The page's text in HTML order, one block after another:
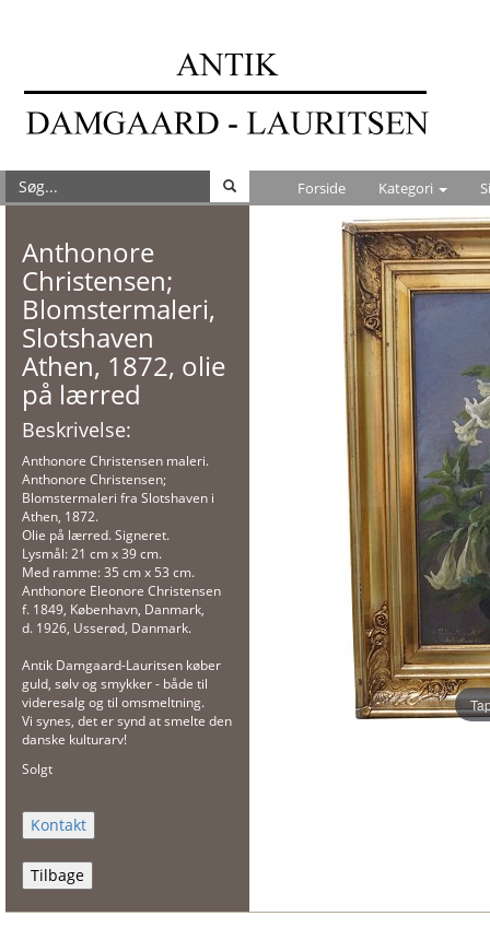
Forside Kategori
Anthonore
Christensen;
Blomstermaleri,
Slotshaven
Athen, 1872, olie
på lærred
Beskrivelse:
Anthonore Christensen maleri.
Anthonore Christensen;
Blomstermaleri fra Slotshaven i
Athen, 1872.
Olie på lærred. Signeret.
Lysmål: 21 cm x 39 cm.
Med ramme: 35 cm x 53 cm.
Anthonore Eleonore Christensen
f. 1849, København, Danmark,
d. 1926, Usserød, Danmark.
Antik Damgaard-Lauritsen køber
guld, sølv og smykker - både til
videresalg og til omsmeltning.
Vi synes, det er synd at smelte den
danske kulturarv!
Solgt
Tilbage